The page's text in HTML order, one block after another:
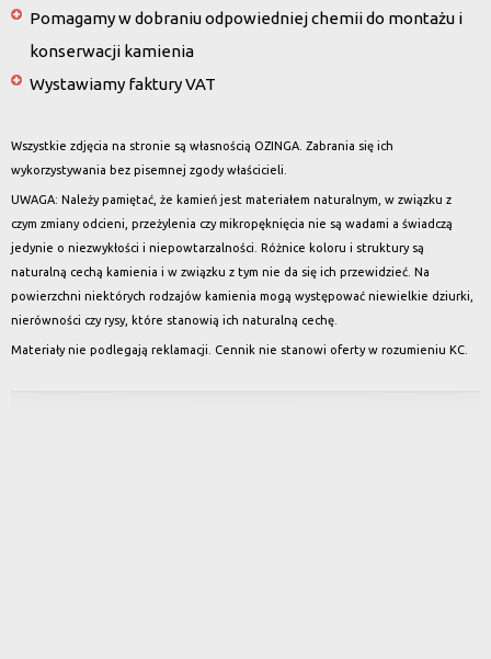
Pomagamy w dobraniu odpowiedniej chemii do montażu i
konserwacji kamienia
Wystawiamy faktury VAT
Wszystkie zdjęcia na stronie są własnością OZINGA. Zabrania się ich
wykorzystywania bez pisemnej zgody właścicieli.
UWAGA: Należy pamiętać, że kamień jest materiałem naturalnym, w związku z
czym zmiany odcieni, przeżylenia czy mikropęknięcia nie są wadami a świadczą
jedynie o niezwykłości i niepowtarzalności. Różnice koloru i struktury są
naturalną cechą kamienia i w związku z tym nie da się ich przewidzieć. Na
powierzchni niektórych rodzajów kamienia mogą występować niewielkie dziurki,
nierówności czy rysy, które stanowią ich naturalną cechę.
Materiały nie podlegają reklamacji. Cennik nie stanowi oferty w rozumieniu KC.